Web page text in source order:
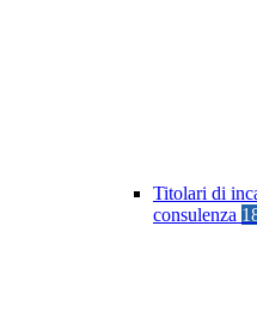
Titolari di
consulenza